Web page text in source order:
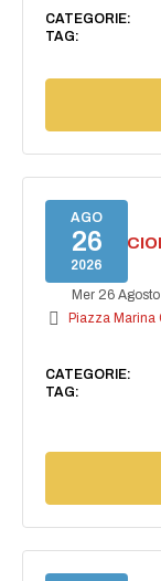
CATEGORIE:
TAG:
AGO
26
2026
Mer 26
Piazza
CATEGORIE:
TAG: